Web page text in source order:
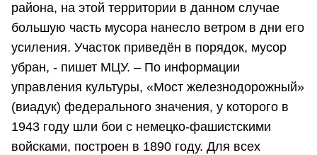
района, на этой территории в данном случае
большую часть мусора нанесло ветром в дни его
усиления. Участок приведён в порядок, мусор
убран, - пишет МЦУ. – По информации
управления культуры, «Мост железнодорожный»
(виадук) федерального значения, у которого в
1943 году шли бои с немецко-фашистскими
войсками, построен в 1890 году. Для всех